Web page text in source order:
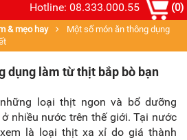
Hotline: 08.333.000.55 (0)
& mẹo hay
Một số món ăn thông dụng
dụng làm từ thịt bắp bò bạn
loại thịt ngon và bổ dưỡng
nhiều nước trên thế giới. Tại nước
là loại thịt xa xỉ do giá thành